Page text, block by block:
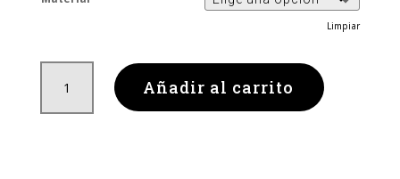
Limpiar
Dream
Añadir al carrito